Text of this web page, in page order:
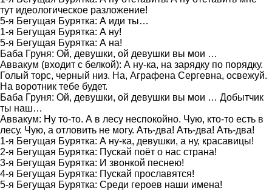
тут идеологическое разложение!
5-я Бегущая Бурятка: А иди ты…
1-я Бегущая Бурятка: А ну!
5-я Бегущая Бурятка: А на!
Баба Груня: Ой, девушки, ой девушки вы мои …
Аввакум (входит с белкой): А ну-ка, на зарядку по порядку.
Голый торс, черный низ. На, Аграфена Сергевна, освежуй.
На воротник тебе будет.
Баба Груня: Ой, девушки, ой девушки вы мои … Добытчик
ты наш…
Аввакум: Ну то-то. А в лесу неспокойно. Чую, кто-то есть в
лесу. Чую, а отловить не могу. Ать-два! Ать-два! Ать-два!
1-я Бегущая Бурятка: А ну-ка, девушки, а ну, красавицы!
2-я Бегущая Бурятка: Пускай поёт о нас страна!
3-я Бегущая Бурятка: И звонкой песнею!
4-я Бегущая Бурятка: Пускай прославятся!
5-я Бегущая Бурятка: Среди героев наши имена!